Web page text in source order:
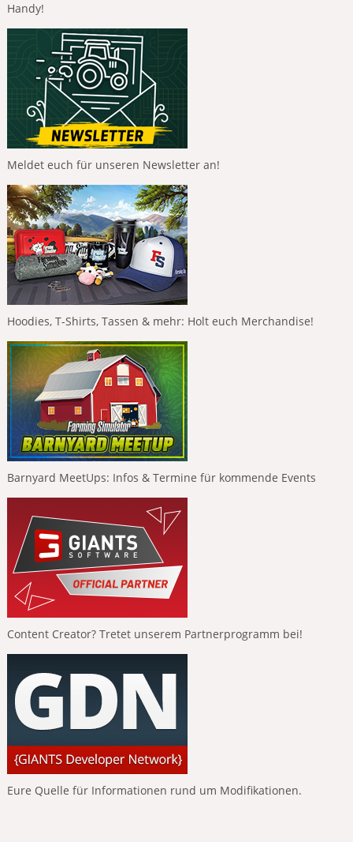
Handy!
Meldet euch für unseren Newsletter an!
Hoodies, T-Shirts, Tassen & mehr: Holt euch Merchandise!
Barnyard MeetUps: Infos & Termine für kommende Events
Content Creator? Tretet unserem Partnerprogramm bei!
Eure Quelle für Informationen rund um Modifikationen.